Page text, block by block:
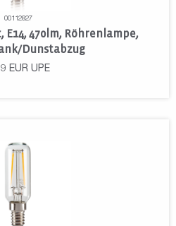
00112827
E14, 470lm, Röhrenlampe,
Dunstabzug
EUR UPE